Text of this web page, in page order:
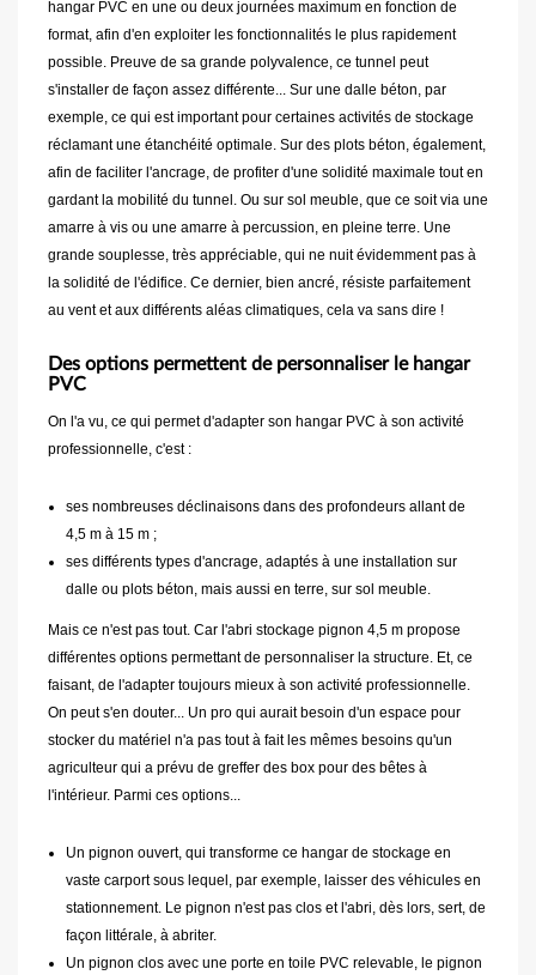
hangar PVC en une ou deux journées maximum en fonction de
format, afin d'en exploiter les fonctionnalités le plus rapidement
possible. Preuve de sa grande polyvalence, ce tunnel peut
s'installer de façon assez différente... Sur une dalle béton, par
exemple, ce qui est important pour certaines activités de stockage
réclamant une étanchéité optimale. Sur des plots béton, également,
afin de faciliter l'ancrage, de profiter d'une solidité maximale tout en
gardant la mobilité du tunnel. Ou sur sol meuble, que ce soit via une
amarre à vis ou une amarre à percussion, en pleine terre. Une
grande souplesse, très appréciable, qui ne nuit évidemment pas à
la solidité de l'édifice. Ce dernier, bien ancré, résiste parfaitement
au vent et aux différents aléas climatiques, cela va sans dire !
Des options permettent de personnaliser le hangar
PVC
On l'a vu, ce qui permet d'adapter son hangar PVC à son activité
professionnelle, c'est :
ses nombreuses déclinaisons dans des profondeurs allant de
4,5 m à 15 m ;
ses différents types d'ancrage, adaptés à une installation sur
dalle ou plots béton, mais aussi en terre, sur sol meuble.
Mais ce n'est pas tout. Car l'abri stockage pignon 4,5 m propose
différentes options permettant de personnaliser la structure. Et, ce
faisant, de l'adapter toujours mieux à son activité professionnelle.
On peut s'en douter... Un pro qui aurait besoin d'un espace pour
stocker du matériel n'a pas tout à fait les mêmes besoins qu'un
agriculteur qui a prévu de greffer des box pour des bêtes à
l'intérieur. Parmi ces options...
Un pignon ouvert, qui transforme ce hangar de stockage en
vaste carport sous lequel, par exemple, laisser des véhicules en
stationnement. Le pignon n'est pas clos et l'abri, dès lors, sert, de
façon littérale, à abriter.
Un pignon clos avec une porte en toile PVC relevable, le pignon